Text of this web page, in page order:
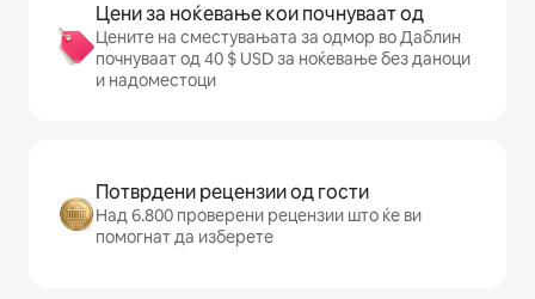
Цени за ноќевање кои почнуваат од
Цените на сместувањата за одмор во Даблин
почнуваат од 40 $ USD за ноќевање без даноци
и надоместоци
Потврдени рецензии од гости
Над 6.800 проверени рецензии што ќе ви
помогнат да изберете